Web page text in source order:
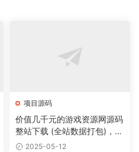
项目源码
价值几千元的游戏资源网源码
整站下载 (全站数据打包)，数
据里面有200多个宝贝。
2025-05-12